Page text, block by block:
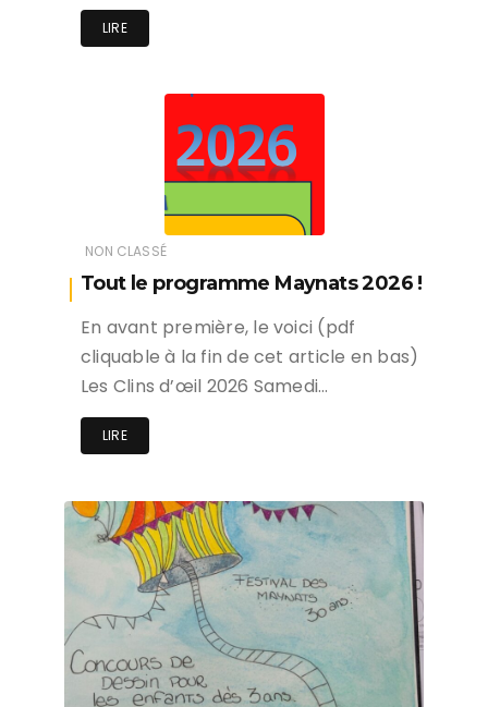
LIRE
NON CLASSÉ
Tout le programme Maynats 2026 !
En avant première, le voici (pdf
cliquable à la fin de cet article en bas)
Les Clins d’œil 2026 Samedi…
LIRE